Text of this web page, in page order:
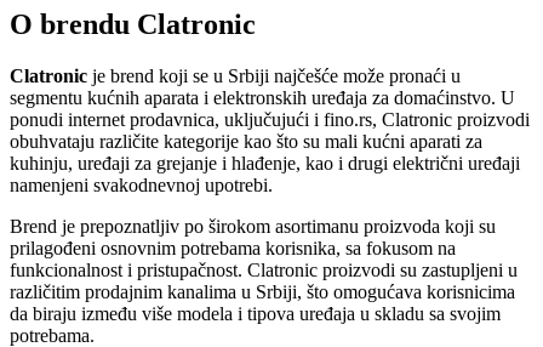
O brendu Clatronic
Clatronic je brend koji se u Srbiji najčešće može pronaći u
segmentu kućnih aparata i elektronskih uređaja za domaćinstvo. U
ponudi internet prodavnica, uključujući i fino.rs, Clatronic proizvodi
obuhvataju različite kategorije kao što su mali kućni aparati za
kuhinju, uređaji za grejanje i hlađenje, kao i drugi električni uređaji
namenjeni svakodnevnoj upotrebi.
Brend je prepoznatljiv po širokom asortimanu proizvoda koji su
prilagođeni osnovnim potrebama korisnika, sa fokusom na
funkcionalnost i pristupačnost. Clatronic proizvodi su zastupljeni u
različitim prodajnim kanalima u Srbiji, što omogućava korisnicima
da biraju između više modela i tipova uređaja u skladu sa svojim
potrebama.